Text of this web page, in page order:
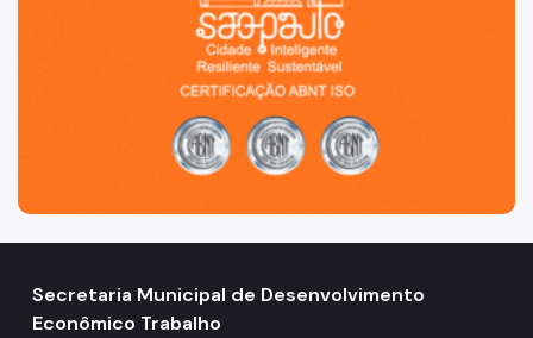
Secretaria Municipal de Desenvolvimento
Econômico Trabalho